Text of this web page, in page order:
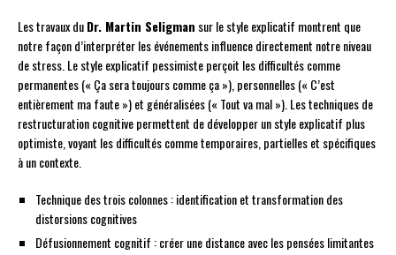
Les travaux duDr. Martin Seligman sur le style explicatif montrent que
notre façon d’interpréter les événements influence directement notre niveau
de stress. Le style explicatif pessimiste perçoit les difficultés comme
permanentes (« Ça sera toujours comme ça »), personnelles (« C’est
entièrement ma faute ») et généralisées (« Tout va mal »). Les techniques de
restructuration cognitive permettent de développer un style explicatif plus
optimiste, voyant les difficultés comme temporaires, partielles et spécifiques
à un contexte.
Technique des trois colonnes : identification et transformation des
distorsions cognitives
Défusionnement cognitif : créer une distance avec les pensées limitantes